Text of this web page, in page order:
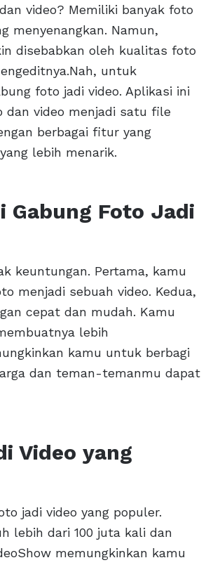
video? Memiliki banyak foto
menyenangkan. Namun,
disebabkan oleh kualitas foto
untuk
foto jadi video. Aplikasi ini
dan video menjadi satu file
berbagai fitur yang
lebih menarik.
Gabung Foto Jadi
keuntungan. Pertama, kamu
menjadi sebuah video. Kedua,
cepat dan mudah. Kamu
lebih
kamu untuk berbagi
dan teman-temanmu dapat
Video yang
jadi video yang populer.
lebih dari 100 juta kali dan
memungkinkan kamu